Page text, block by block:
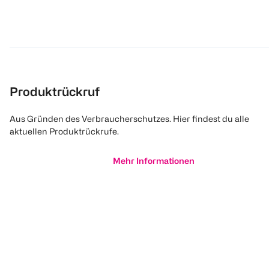
Produktrückruf
Aus Gründen des Verbraucherschutzes. Hier findest du alle
aktuellen Produktrückrufe.
Mehr Informationen